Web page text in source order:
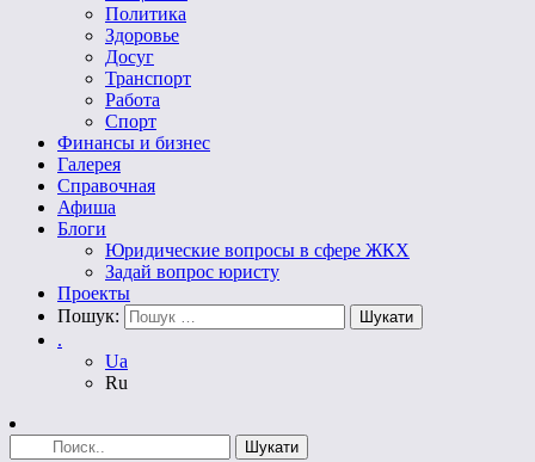
Политика
Здоровье
Досуг
Транспорт
Работа
Спорт
Финансы и бизнес
Галерея
Справочная
Афиша
Блоги
Юридические вопросы в сфере ЖКХ
Задай вопрос юристу
Проекты
Пошук:
.
Ua
Ru